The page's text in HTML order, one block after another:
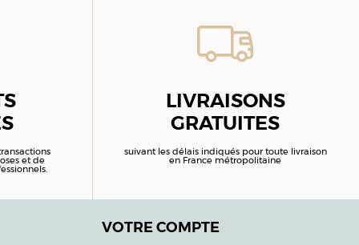
et de
LIVRAISONS
GRATUITES
suivant les délais indiqués pour toute livraison
en France métropolitaine
VOTRE COMPTE